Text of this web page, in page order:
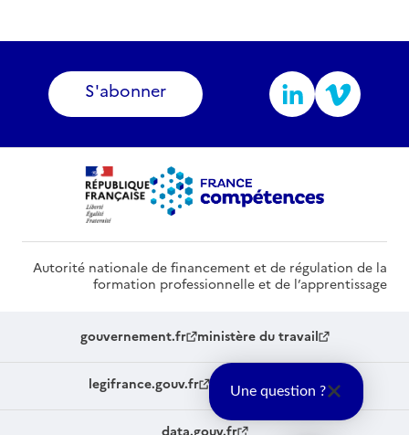
S'abonner
Autorité nationale de financement et de régulation de la
formation professionnelle et de l’apprentissage
gouvernement.fr ministère du travail
legifrance.gouv.fr service-public.fr
Une question ?